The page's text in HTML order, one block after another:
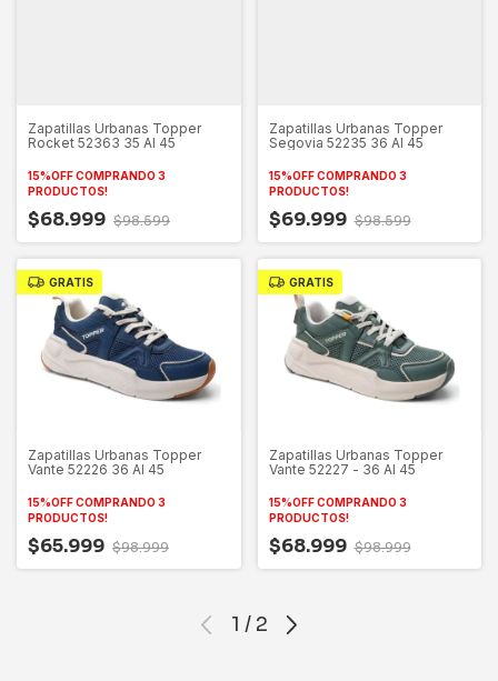
Zapatillas Urbanas Topper
Rocket 52363 35 Al 45
15%OFF COMPRANDO 3
PRODUCTOS!
$68.999 $98.599
Zapatillas Urbanas Topper
Segovia 52235 36 Al 45
15%OFF COMPRANDO 3
PRODUCTOS!
$69.999 $98.599
GRATIS
Zapatillas Urbanas Topper
Vante 52226 36 Al 45
15%OFF COMPRANDO 3
PRODUCTOS!
$65.999 $98.999
GRATIS
Zapatillas Urbanas Topper
Vante 52227 - 36 Al 45
15%OFF COMPRANDO 3
PRODUCTOS!
$68.999 $98.999
1 / 2